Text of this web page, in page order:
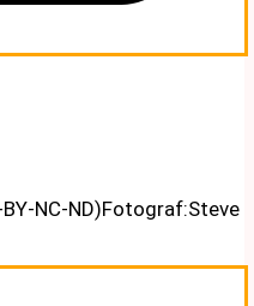
NC-ND)Fotograf:Steve